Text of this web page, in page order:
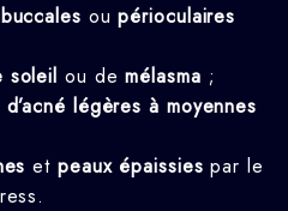
oupérioculaires
soleil ou demélasma ;
légères à moyennes
et peaux épaissies par le